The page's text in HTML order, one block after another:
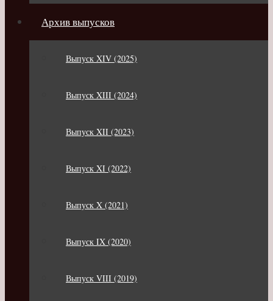
Архив выпусков
Выпуск XIV (2025)
Выпуск XIII (2024)
Выпуск XII (2023)
Выпуск XI (2022)
Выпуск X (2021)
Выпуск IX (2020)
Выпуск VIII (2019)